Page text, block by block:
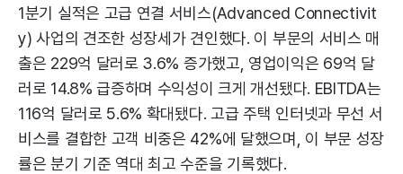
1분기 실적은 고급 연결 서비스(Advanced Connectivit
y) 사업의 견조한 성장세가 견인했다. 이 부문의 서비스 매
출은 229억 달러로 3.6% 증가했고, 영업이익은 69억 달
러로 14.8% 급증하며 수익성이 크게 개선됐다. EBITDA는
116억 달러로 5.6% 확대됐다. 고급 주택 인터넷과 무선 서
비스를 결합한 고객 비중은 42%에 달했으며, 이 부문 성장
률은 분기 기준 역대 최고 수준을 기록했다.